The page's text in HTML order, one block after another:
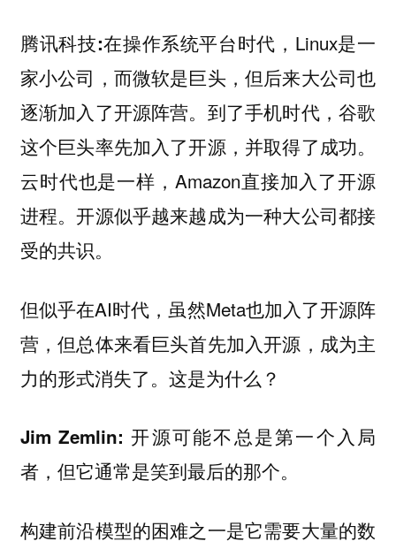
腾讯科技:在操作系统平台时代，Linux是一
家小公司，而微软是巨头，但后来大公司也
逐渐加入了开源阵营。到了手机时代，谷歌
这个巨头率先加入了开源，并取得了成功。
云时代也是一样，Amazon直接加入了开源
进程。开源似乎越来越成为一种大公司都接
受的共识。
但似乎在AI时代，虽然Meta也加入了开源阵
营，但总体来看巨头首先加入开源，成为主
力的形式消失了。这是为什么？
Jim Zemlin: 开源可能不总是第一个入局
者，但它通常是笑到最后的那个。
构建前沿模型的困难之一是它需要大量的数